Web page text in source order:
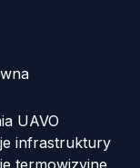
UAVO
infrastruktury